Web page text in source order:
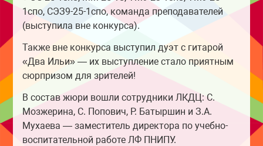
1спо, СЭЗ9-25-1спо, команда преподавателей
(выступила вне конкурса).
Также вне конкурса выступил дуэт с гитарой
«Два Ильи» — их выступление стало приятным
сюрпризом для зрителей!
В состав жюри вошли сотрудники ЛКДЦ: С.
Мозжерина, С. Попович, Р. Батыршин и З.А.
Мухаева — заместитель директора по учебно-
воспитательной работе ЛФ ПНИПУ.